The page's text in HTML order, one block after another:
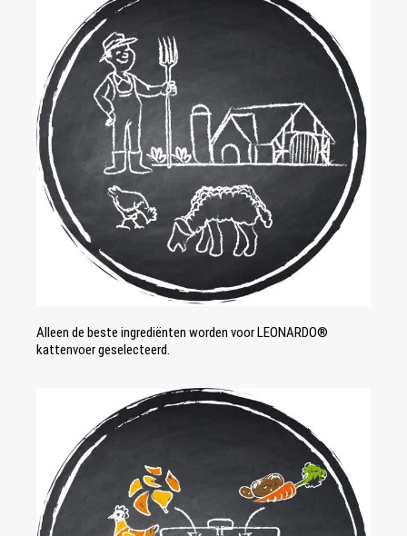
Alleen de beste ingrediënten worden voor LEONARDO®
kattenvoer geselecteerd.